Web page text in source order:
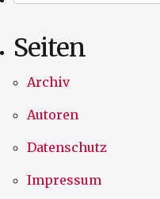
Seiten
Archiv
Autoren
Datenschutz
Impressum